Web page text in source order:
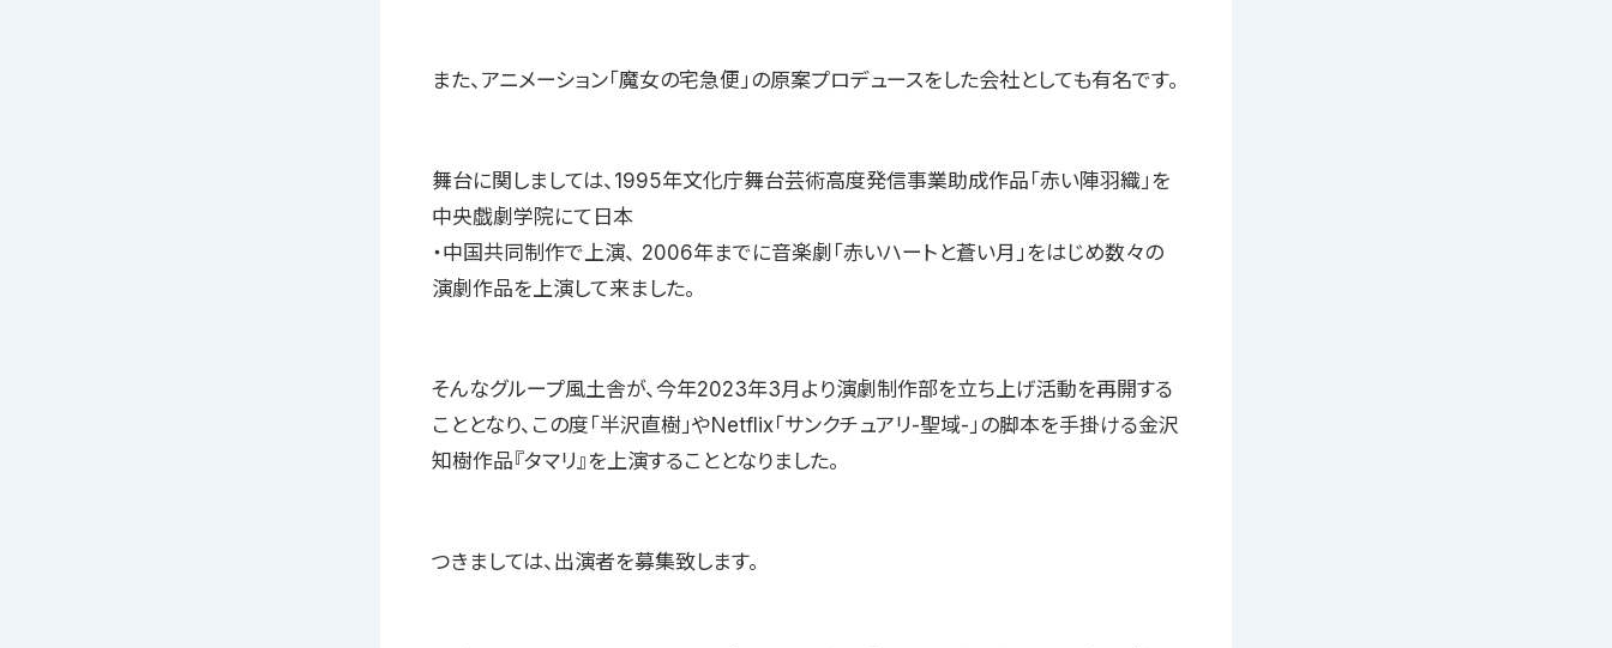
また、アニメーション「魔女の宅急便」の原案プロデュースをした会社としても有名です。
舞台に関しましては、1995年文化庁舞台芸術高度発信事業助成作品「赤い陣羽織」を
中央戯劇学院にて日本
・中国共同制作で上演、 2006年までに音楽劇「赤いハートと蒼い月」をはじめ数々の
演劇作品を上演して来ました。
そんなグループ風土舎が、今年2023年3月より演劇制作部を立ち上げ活動を再開する
こととなり、この度「半沢直樹」やNetflix「サンクチュアリ-聖域-」の脚本を手掛ける金沢
知樹作品『タマリ』を上演することとなりました。
つきましては、出演者を募集致します。